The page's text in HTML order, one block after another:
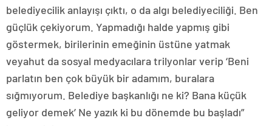
belediyecilik anlayışı çıktı, o da algı belediyeciliği. Ben
güçlük çekiyorum. Yapmadığı halde yapmış gibi
göstermek, birilerinin emeğinin üstüne yatmak
veyahut da sosyal medyacılara trilyonlar verip ‘Beni
parlatın ben çok büyük bir adamım, buralara
sığmıyorum. Belediye başkanlığı ne ki? Bana küçük
geliyor demek’ Ne yazık ki bu dönemde bu başladı”